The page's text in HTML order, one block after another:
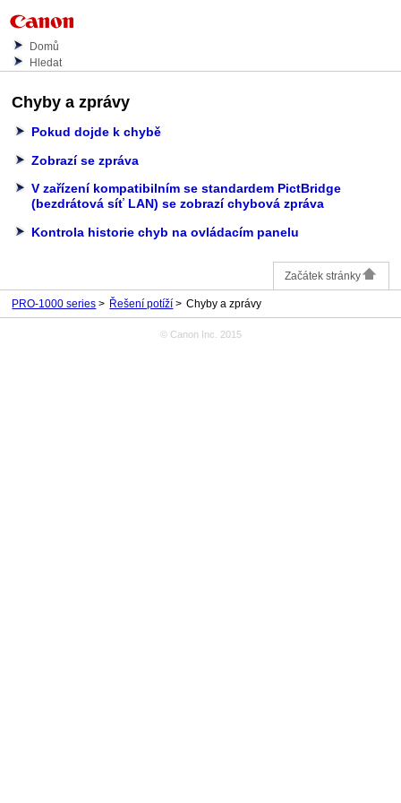
Domů
Hledat
Chyby a zprávy
Pokud dojde k chybě
Zobrazí se zpráva
V zařízení kompatibilním se standardem PictBridge
(bezdrátová síť LAN) se zobrazí chybová zpráva
Kontrola historie chyb na ovládacím panelu
Začátek stránky
PRO-1000 series Řešení potíží Chyby a zprávy
© Canon Inc. 2015